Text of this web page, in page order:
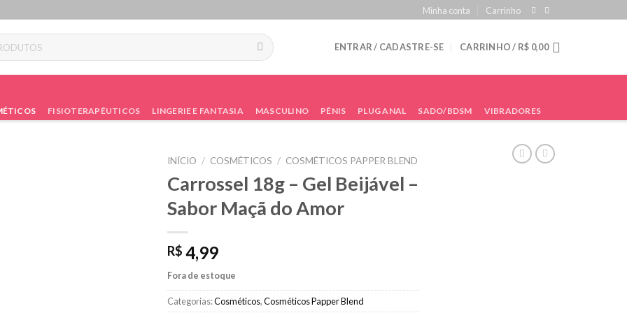
Minha conta Carrinho
ENTRAR / CADASTRE-SE CARRINHO / R$ 0,00
FISIOTERAPÊUTICOS LINGERIE E FANTASIA MASCULINO PÊNIS PLUG ANAL SADO/BDSM VIBRADORES
INÍCIO / COSMÉTICOS / COSMÉTICOS PAPPER BLEND
Carrossel 18g – Gel Beijável –
Sabor Maçã do Amor
R$ 4,99
Fora de estoque
Categorias:Cosméticos,Cosméticos Papper Blend